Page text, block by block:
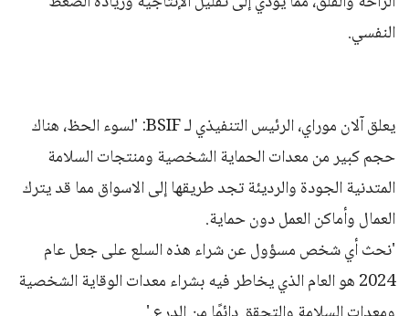
النفسي.
يعلق آلان موراي، الرئيس التنفيذي لـ BSIF: 'لسوء الحظ، هناك
حجم كبير من معدات الحماية الشخصية ومنتجات السلامة
المتدنية الجودة والرديئة تجد طريقها إلى الاسواق مما قد يترك
العمال وأماكن العمل دون حماية.
'نحث أي شخص مسؤول عن شراء هذه السلع على جعل عام
2024 هو العام الذي يخاطر فيه بشراء معدات الوقاية الشخصية